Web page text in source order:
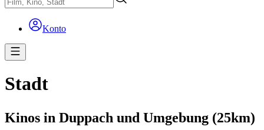
Konto
Stadt
Kinos in Duppach und Umgebung (25km)